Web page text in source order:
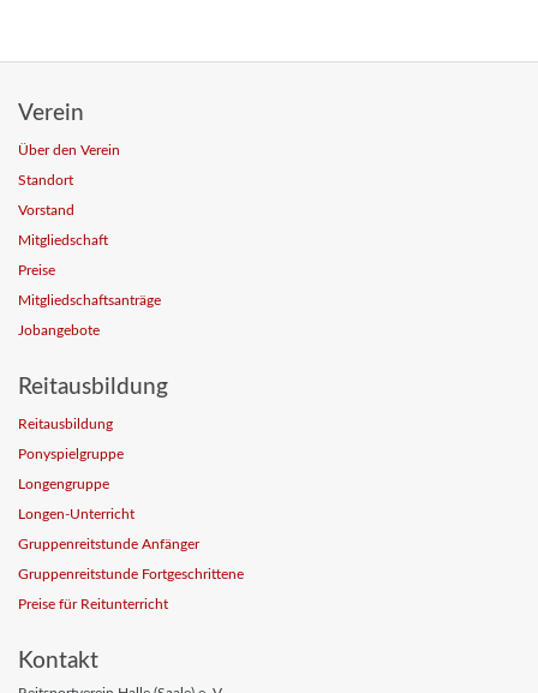
Verein
Über den Verein
Standort
Vorstand
Mitgliedschaft
Preise
Mitgliedschaftsanträge
Jobangebote
Reitausbildung
Reitausbildung
Ponyspielgruppe
Longengruppe
Longen-Unterricht
Gruppenreitstunde Anfänger
Gruppenreitstunde Fortgeschrittene
Preise für Reitunterricht
Kontakt